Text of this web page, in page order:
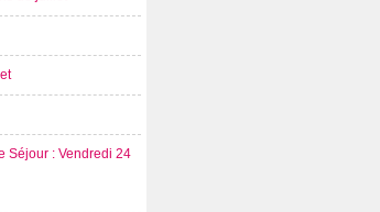
Séjour : Vendredi 24